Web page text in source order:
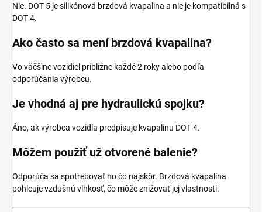
Nie. DOT 5 je silikónová brzdová kvapalina a nie je kompatibilná s
DOT 4.
Ako často sa mení brzdová kvapalina?
Vo väčšine vozidiel približne každé 2 roky alebo podľa
odporúčania výrobcu.
Je vhodná aj pre hydraulickú spojku?
Áno, ak výrobca vozidla predpisuje kvapalinu DOT 4.
Môžem použiť už otvorené balenie?
Odporúča sa spotrebovať ho čo najskôr. Brzdová kvapalina
pohlcuje vzdušnú vlhkosť, čo môže znižovať jej vlastnosti.